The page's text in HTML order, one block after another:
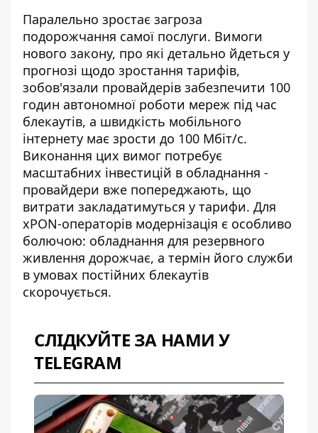
Паралельно зростає загроза
подорожчання самої послуги. Вимоги
нового закону, про які детально йдеться у
прогнозі щодо зростання тарифів,
зобов'язали провайдерів забезпечити 100
годин автономної роботи мереж під час
блекаутів, а швидкість мобільного
інтернету має зрости до 100 Мбіт/с.
Виконання цих вимог потребує
масштабних інвестицій в обладнання -
провайдери вже попереджають, що
витрати закладатимуться у тарифи. Для
xPON-операторів модернізація є особливо
болючою: обладнання для резервного
живлення дорожчає, а термін його служби
в умовах постійних блекаутів
скорочується.
СЛІДКУЙТЕ ЗА НАМИ У
TELEGRAM